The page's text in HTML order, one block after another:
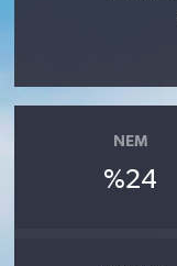
NEM
%24